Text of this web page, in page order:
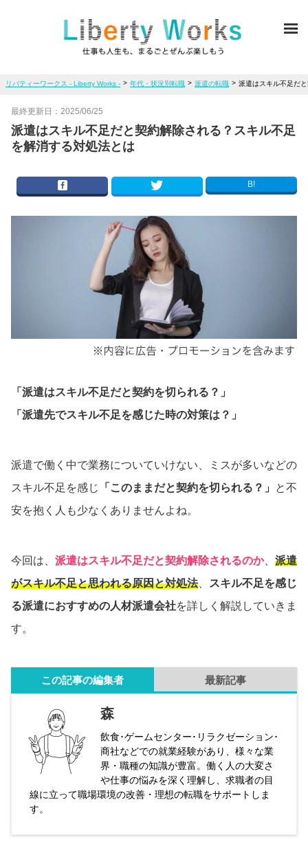
リバティーワークス - Liberty Works - > 年代・状況別転職 > 派遣の転職 > 派遣はスキル不足だ
最終更新日： 2025/06/25
派遣はスキル不足だと契約解除される？スキル不足
を解消する対処法とは
B!
「派遣はスキル不足だと契約を切られる？」
「派遣先でスキル不足を感じた時の対策は？」
派遣で働く中で業務についていけない、ミスが多いなどの
スキル不足を感じ
「このままだと契約を切られる？」
と不
安を抱く人も少なくありませんよね。
今回は、 派遣はスキル不足だと契約解除されるのか、 派遣
がスキル不足と思われる原因と対処法、
スキル不足を感じ
る派遣におすすめの人材派遣会社を詳しく解説していきま
す。
この記事の編集者 最新記事
森
飲食･ゲームセンター･リラクゼーション･
商社などでの就業経験があり、様々な業
界・職種の知識が豊富。働く人の大変さ
や仕事の悩みを深く理解し、求職者の目
線に立って職場環境の改善・理想の転職をサポートしま
す。